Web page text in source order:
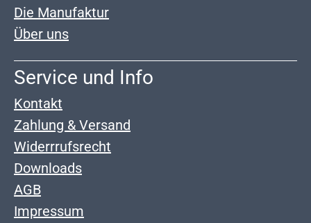
Die Manufaktur
Über uns
Service und Info
Kontakt
Zahlung & Versand
Widerrrufsrecht
Downloads
AGB
Impressum